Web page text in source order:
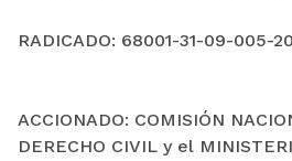
RADICADO: 68001-31-09-005-
ACCIONADO: COMISIÓN
DERECHO CIVIL y el